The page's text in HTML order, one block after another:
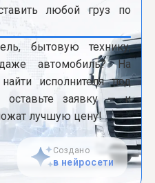
любой груз по
бытовую технику,
автомобиль? На
исполнителя под
оставьте заявку — и
лучшую цену!
Создано
в нейросети